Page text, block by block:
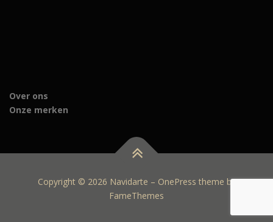
Over ons
Onze merken
Copyright © 2026 Navidarte – OnePress theme by
FameThemes